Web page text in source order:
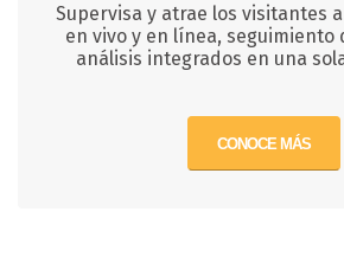
Supervisa y atrae los visitantes
en vivo y en línea, seguimiento
análisis integrados en una
CONOCE MÁS